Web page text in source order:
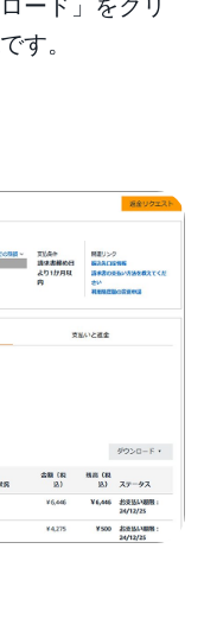
ード」をクリ
す。